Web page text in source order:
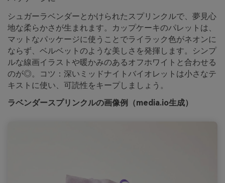
シュガーラベンダーとかけられたスプリンクルで、夢見心
地な柔らかさが生まれます。カップケーキのパレットは、
マットなパッケージに使うことでライラック色がネオンに
ならず、ベルベットのような美しさを発揮します。シンプ
ルな線画イラストや暖かみのあるオフホワイトと合わせる
のが◎。コツ：深いミッドナイトバイオレットは小さなテ
キストに使い、可読性をキープしましょう。
ラベンダースプリンクルの画像例（media.io生成）